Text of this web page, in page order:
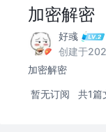
加密解密
好彧
创建于
加密解密
暂无订阅 共1篇